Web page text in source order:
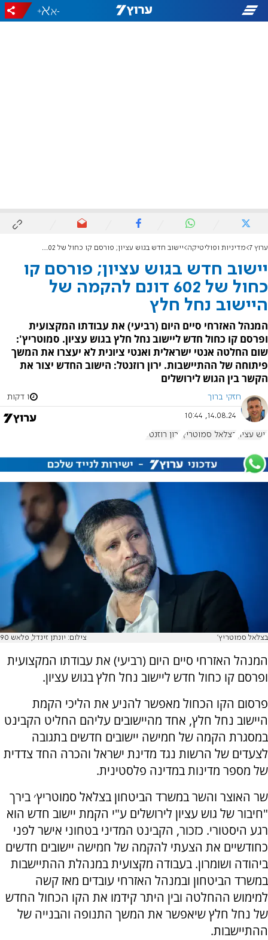
-
+
ערוץ 7 מדיניות ופוליטיקה יישוב חדש בגוש עציון; פורסם קו כחול של 602 דונם להקמה של היישוב נחל חלץ
יישוב חדש בגוש עציון; פורסם קו
כחול של 602 דונם להקמה של
היישוב נחל חלץ
המנהל האזרחי סיים היום (רביעי) את עבודתו המקצועית
ופרסם קו כחול חדש ליישוב נחל חלץ בגוש עציון. סמוטריץ':
שום החלטה אנטי ישראלית ואנטי ציונית לא יעצרו את המשך
פיתוחה של ההתיישבות. ירון רוזנטל: הישוב החדש יצור את
הקשר בין הגוש לירושלים
חזקי ברוך 1 דקות
14.08.24, 10:44
גוש עציון בצלאל סמוטריץ' ירון רוזנטל
בצלאל סמוטריץ' צילום: יונתן זינדל, פלאש 90
המנהל האזרחי סיים היום (רביעי) את עבודתו המקצועית
ופרסם קו כחול חדש ליישוב נחל חלץ בגוש עציון.
פרסום הקו הכחול מאפשר להניע את הליכי הקמת
היישוב נחל חלץ, אחד מהיישובים עליהם החליט הקבינט
במסגרת הקמה של חמישה יישובים חדשים בתגובה
לצעדים של הרשות נגד מדינת ישראל והכרה החד צדדית
של מספר מדינות במדינה פלסטינית.
שר האוצר והשר במשרד הביטחון בצלאל סמוטריץ׳ בירך
"חיבור של גוש עציון לירושלים ע"י הקמת יישוב חדש הוא
רגע היסטורי. כזכור, הקבינט המדיני בטחוני אישר לפני
כחודשיים את הצעתי להקמה של חמישה יישובים חדשים
ביהודה ושומרון. בעבודה מקצועית במנהלת ההתיישבות
במשרד הביטחון ובמנהל האזרחי עובדים מאז קשה
למימוש ההחלטה ובין היתר קידמו את הקו הכחול החדש
של נחל חלץ שיאפשר את המשך התנופה והבנייה של
ההתיישבות.